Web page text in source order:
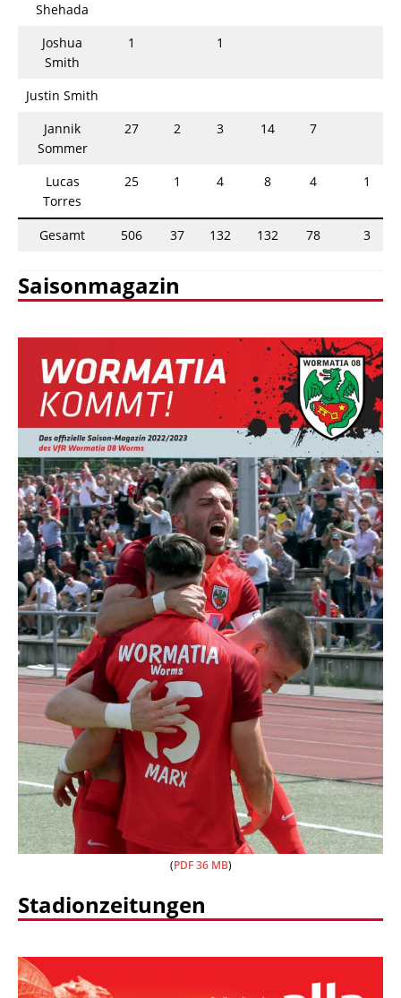
Shehada
Joshua
Smith
1 1
Justin Smith
Jannik
Sommer
27 2 3 14 7
Lucas
Torres
25 1 4 8 4 1
Gesamt 506 37 132 132 78 3
Saisonmagazin
(PDF 36 MB)
Stadionzeitungen